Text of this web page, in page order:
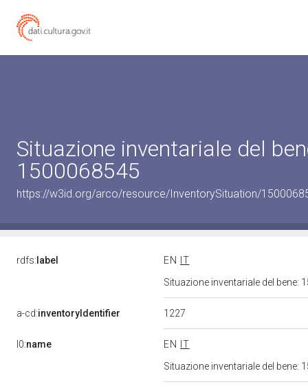
Situazione inventariale del
1500068545
https://w3id.org/arco/resource/InventorySituation/
rdfs: label EN
IT
Situazione inventariale del bene:
a-cd:inventoryIdentifier 1227
l0:name EN
IT
Situazione inventariale del bene: